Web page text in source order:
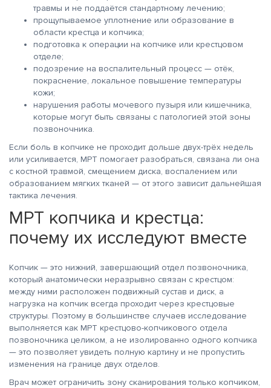
травмы и не поддаётся стандартному лечению;
прощупываемое уплотнение или образование в
области крестца и копчика;
подготовка к операции на копчике или крестцовом
отделе;
подозрение на воспалительный процесс — отёк,
покраснение, локальное повышение температуры
кожи;
нарушения работы мочевого пузыря или кишечника,
которые могут быть связаны с патологией этой зоны
позвоночника.
Если боль в копчике не проходит дольше двух-трёх недель
или усиливается, МРТ помогает разобраться, связана ли она
с костной травмой, смещением диска, воспалением или
образованием мягких тканей — от этого зависит дальнейшая
тактика лечения.
МРТ копчика и крестца:
почему их исследуют вместе
Копчик — это нижний, завершающий отдел позвоночника,
который анатомически неразрывно связан с крестцом:
между ними расположен подвижный сустав и диск, а
нагрузка на копчик всегда проходит через крестцовые
структуры. Поэтому в большинстве случаев исследование
выполняется как МРТ крестцово-копчикового отдела
позвоночника целиком, а не изолированно одного копчика
— это позволяет увидеть полную картину и не пропустить
изменения на границе двух отделов.
Врач может ограничить зону сканирования только копчиком,